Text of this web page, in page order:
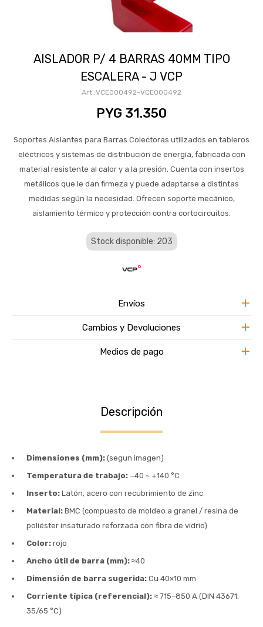
AISLADOR P/ 4 BARRAS 40MM TIPO
ESCALERA - J VCP
VCE000492-VCE000492
PYG 31.350
Soportes Aislantes para Barras Colectoras utilizados en tableros
eléctricos y sistemas de distribución de energía, fabricada con
material resistente al calor y a la presión. Cuenta con insertos
metálicos que le dan firmeza y puede adaptarse a distintas
medidas según la necesidad. Ofrecen soporte mecánico,
aislamiento térmico y protección contra cortocircuitos.
Stock disponible: 203
Envíos
Cambios y Devoluciones
Medios de pago
Descripción
Dimensiones (mm): (segun imagen)
Temperatura de trabajo: −40 ~ +140 °C
Inserto: Latón, acero con recubrimiento de zinc
Material: BMC (compuesto de moldeo a granel / resina de
poliéster insaturado reforzada con fibra de vidrio)
Color: rojo
Ancho útil de barra (mm): ≈40
Dimensión de barra sugerida: Cu 40×10 mm
Corriente típica (referencial): ≈ 715–850 A (DIN 43671,
35/65 °C)